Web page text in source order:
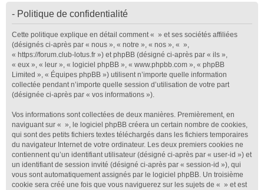
- Politique de confidentialité
Cette politique explique en détail comment « » et ses sociétés affiliées
(désignés ci-après par « nous », « notre », « nos », « »,
« https://forum.club-lotus.fr ») et phpBB (désigné ci-après par « ils »,
« eux », « leur », « logiciel phpBB », « www.phpbb.com », « phpBB
Limited », « Équipes phpBB ») utilisent n’importe quelle information
collectée pendant n’importe quelle session d’utilisation de votre part
(désignée ci-après par « vos informations »).
Vos informations sont collectées de deux manières. Premièrement, en
naviguant sur « », le logiciel phpBB créera un certain nombre de cookies,
qui sont des petits fichiers textes téléchargés dans les fichiers temporaires
du navigateur Internet de votre ordinateur. Les deux premiers cookies ne
contiennent qu’un identifiant utilisateur (désigné ci-après par « user-id ») et
un identifiant de session invité (désigné ci-après par « session-id »), qui
vous sont automatiquement assignés par le logiciel phpBB. Un troisième
cookie sera créé une fois que vous naviguerez sur les sujets de « » et est